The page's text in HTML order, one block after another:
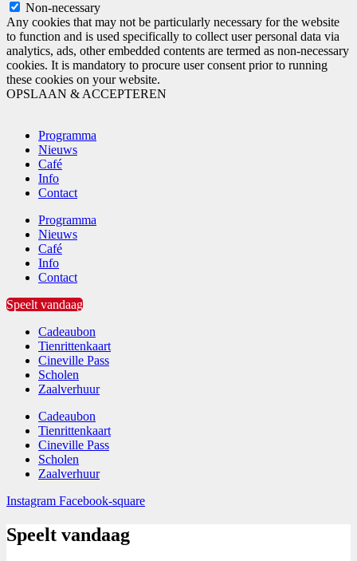
Non-necessary
Any cookies that may not be particularly necessary for the website
to function and is used specifically to collect user personal data via
analytics, ads, other embedded contents are termed as non-necessary
cookies. It is mandatory to procure user consent prior to running
these cookies on your website.
OPSLAAN & ACCEPTEREN
Programma
Nieuws
Café
Info
Contact
Programma
Nieuws
Café
Info
Contact
Speelt vandaag
Cadeaubon
Tienrittenkaart
Cineville Pass
Scholen
Zaalverhuur
Cadeaubon
Tienrittenkaart
Cineville Pass
Scholen
Zaalverhuur
Instagram Facebook-square
Speelt vandaag